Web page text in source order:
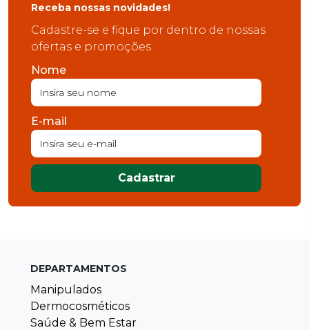
Receba nossas novidades!
Cadastre-se e fique por dentro de nossas
ofertas e promoções.
Nome
E-mail
Cadastrar
DEPARTAMENTOS
Manipulados
Dermocosméticos
Saúde & Bem Estar